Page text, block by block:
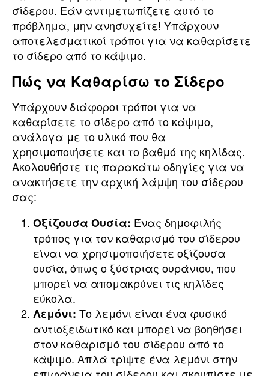
σίδερου. Εάν αντιμετωπίζετε αυτό το
πρόβλημα, μην ανησυχείτε! Υπάρχουν
αποτελεσματικοί τρόποι για να καθαρίσετε
το σίδερο από το κάψιμο.
Πώς να Καθαρίσω το Σίδερο
Υπάρχουν διάφοροι τρόποι για να
καθαρίσετε το σίδερο από το κάψιμο,
ανάλογα με το υλικό που θα
χρησιμοποιήσετε και το βαθμό της κηλίδας.
Ακολουθήστε τις παρακάτω οδηγίες για να
ανακτήσετε την αρχική λάμψη του σίδερου
σας:
Οξίζουσα Ουσία: Ένας δημοφιλής
τρόπος για τον καθαρισμό του σίδερου
είναι να χρησιμοποιήσετε οξίζουσα
ουσία, όπως ο ξύστριας ουράνιου, που
μπορεί να απομακρύνει τις κηλίδες
εύκολα.
Λεμόνι: Το λεμόνι είναι ένα φυσικό
αντιοξειδωτικό και μπορεί να βοηθήσει
στον καθαρισμό του σίδερου από το
κάψιμο. Απλά τρίψτε ένα λεμόνι στην